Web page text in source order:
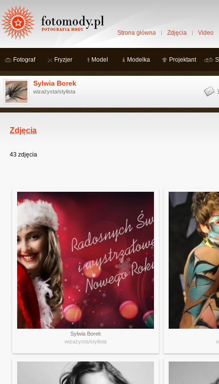
Strona główna Zdjęcia Video
Fotograf Fryzjer Model Modelka Projektant
Sylwia Borek
wizażysta/stylista
Zdjęcia
43 zdjęcia
Sylwia Borek
wizażysta/stylista